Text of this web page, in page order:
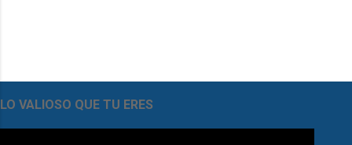
LO VALIOSO QUE TU ERES